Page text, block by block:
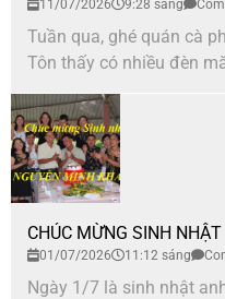
11/07/2026 9:28 sáng
Tuần qua, ghé quán cà
Tôn thấy có nhiều đèn
CHÚC MỪNG SINH
01/07/2026 11:12 sáng
Ngày 1/7 là sinh nhật